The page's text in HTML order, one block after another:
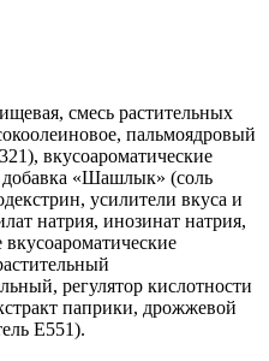
смесь растительных
пальмоядровый
вкусоароматические
добавка «Шашлык» (соль
усилители вкуса и
натрия, инозинат натрия,
регулятор кислотности
паприки, дрожжевой
Е551).